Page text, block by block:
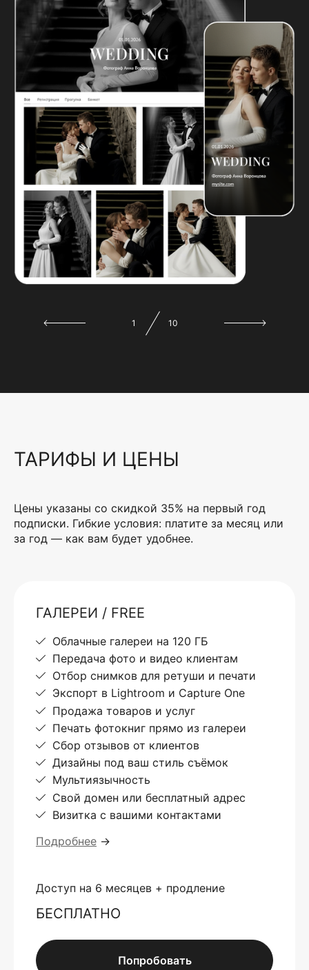
1 10
ТАРИФЫ И ЦЕНЫ
Цены указаны со скидкой 35% на первый год
подписки. Гибкие условия: платите за месяц или
за год — как вам будет удобнее.
ГАЛЕРЕИ / FREE
Облачные галереи на 120 ГБ
Передача фото и видео клиентам
Отбор снимков для ретуши и печати
Экспорт в Lightroom и Capture One
Продажа товаров и услуг
Печать фотокниг прямо из галереи
Сбор отзывов от клиентов
Дизайны под ваш стиль съёмок
Мультиязычность
Свой домен или бесплатный адрес
Визитка с вашими контактами
Подробнее →
Доступ на 6 месяцев + продление
БЕСПЛАТНО
Попробовать